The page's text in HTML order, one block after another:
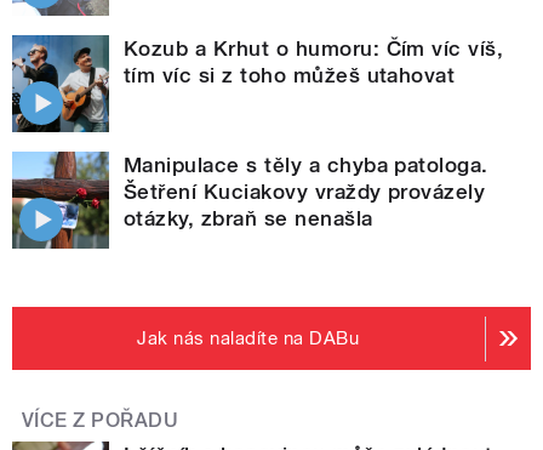
Kozub a Krhut o humoru: Čím víc víš,
tím víc si z toho můžeš utahovat
Manipulace s těly a chyba patologa.
Šetření Kuciakovy vraždy provázely
otázky, zbraň se nenašla
Jak nás naladíte na DABu
VÍCE Z POŘADU